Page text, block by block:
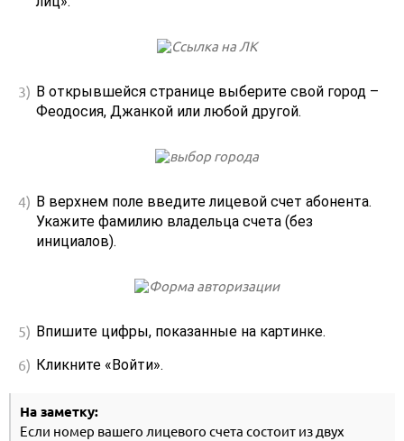
В открывшейся странице выберите свой город –
Феодосия, Джанкой или любой другой.
В верхнем поле введите лицевой счет абонента.
Укажите фамилию владельца счета (без
инициалов).
Впишите цифры, показанные на картинке.
Кликните «Войти».
На заметку:
Если номер вашего лицевого счета состоит из двух